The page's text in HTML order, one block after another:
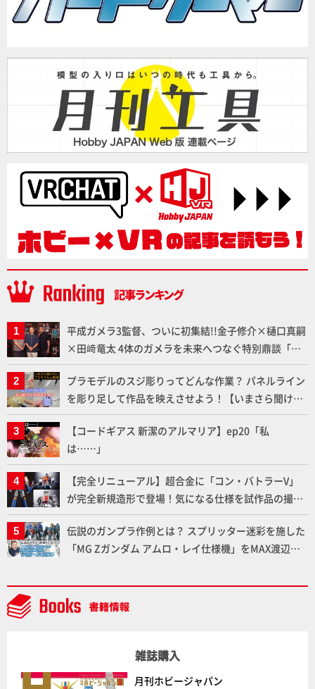
平成ガメラ3監督、ついに初集結!!金子修介×樋口真嗣
×田﨑竜太 4体のガメラを未来へつなぐ特別鼎談「ガ
メラ永久保存化プロジェクト FINAL」
プラモデルのスジ彫りってどんな作業？ パネルライン
を彫り足して作品を映えさせよう！【いまさら聞けな
いプラモデルの基礎：スジ彫りとパネルライン】
【コードギアス 新潔のアルマリア】ep20「私
は……」
【完全リニューアル】超合金に「コン・バトラーV」
が完全新規造形で登場！気になる仕様を試作品の撮り
下ろしでご紹介!!さらに「大鉄人17」＆「ワンエイ
ト」セット情報もお届け！【超合金の魂】
伝説のガンプラ作例とは？ スプリッター迷彩を施した
「MG Zガンダム アムロ・レイ仕様機」をMAX渡辺が
雑誌購入
月刊ホビージャパン